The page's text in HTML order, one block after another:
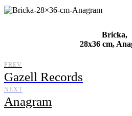
Bricka,
28x36 cm,
PREV
Gazell Records
NEXT
Anagram